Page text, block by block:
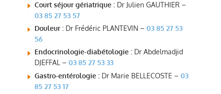
Court séjour gériatrique :Dr Julien GAUTHIER –
03 85 27 53 57
Douleur :Dr Frédéric PLANTEVIN – 03 85 27 53
56
Endocrinologie-diabétologie :Dr Abdelmadjid
DJEFFAL – 03 85 27 53 33
Gastro-entérologie :Dr Marie BELLECOSTE – 03
85 27 53 17